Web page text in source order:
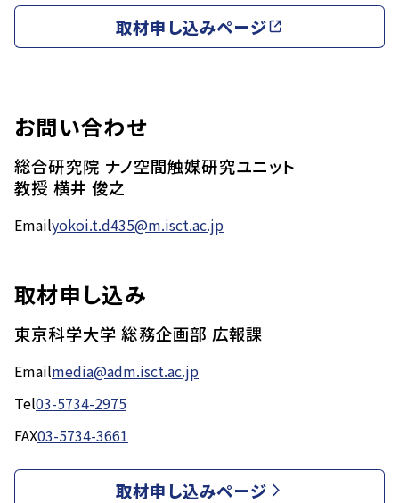
取材申し込みページ
お問い合わせ
総合研究院 ナノ空間触媒研究ユニット
教授 横井 俊之
Emailyokoi.t.d435@m.isct.ac.jp
取材申し込み
東京科学大学 総務企画部 広報課
Emailmedia@adm.isct.ac.jp
Tel03-5734-2975
FAX03-5734-3661
取材申し込みページ